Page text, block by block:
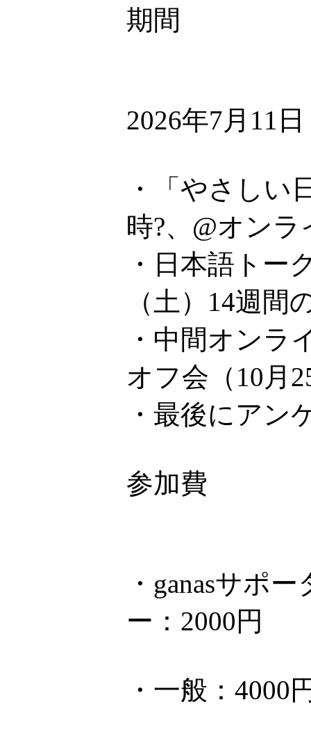
期間
2026年7月11
・「やさしい
時?、@オン
・日本語トー
（土）14週
・中間オンラ
オフ会（10月
・最後にアン
参加費
・ganasサポ
ー：2000円
・一般：4000